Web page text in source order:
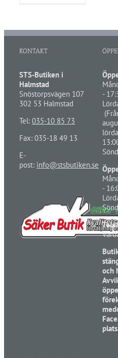
KONTAKT
STS-Butiken i
Halmstad
Snöstorpsvägen 107
302 53 Halmstad
Tel: 035-10 85 73
Fax: 035-18 49 13
E-
post: info@stsbutiken.se
-
-
och